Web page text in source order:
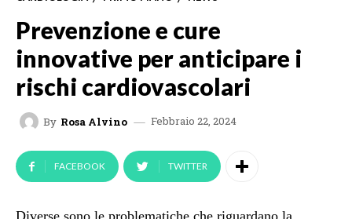
Prevenzione e cure
innovative per anticipare i
rischi cardiovascolari
By Rosa Alvino Febbraio 22, 2024
FACEBOOK TWITTER